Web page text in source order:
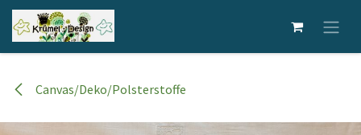
Zum Inhalt springen
Canvas/Deko/Polsterstoffe